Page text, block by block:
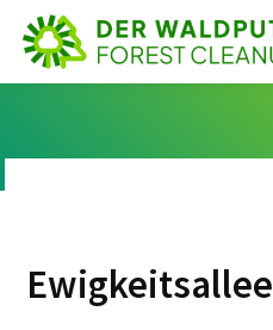
Ewigkeitsallee